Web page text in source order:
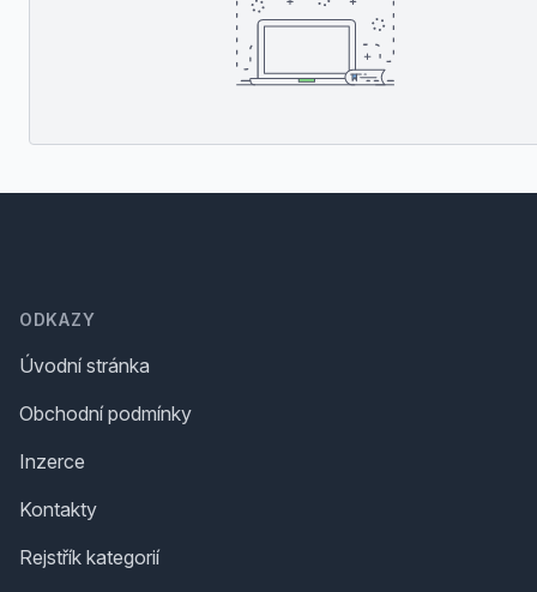
ODKAZY
Úvodní stránka
Obchodní podmínky
Inzerce
Kontakty
Rejstřík kategorií